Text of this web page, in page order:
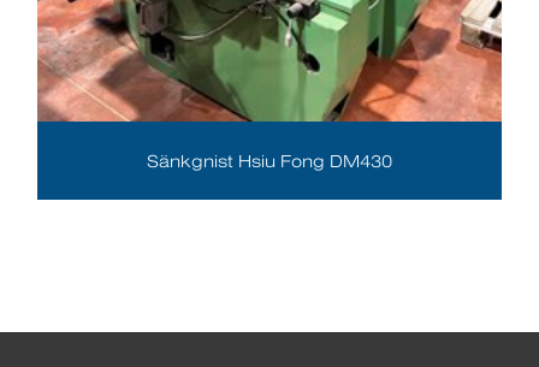
Sänkgnist Hsiu Fong DM430